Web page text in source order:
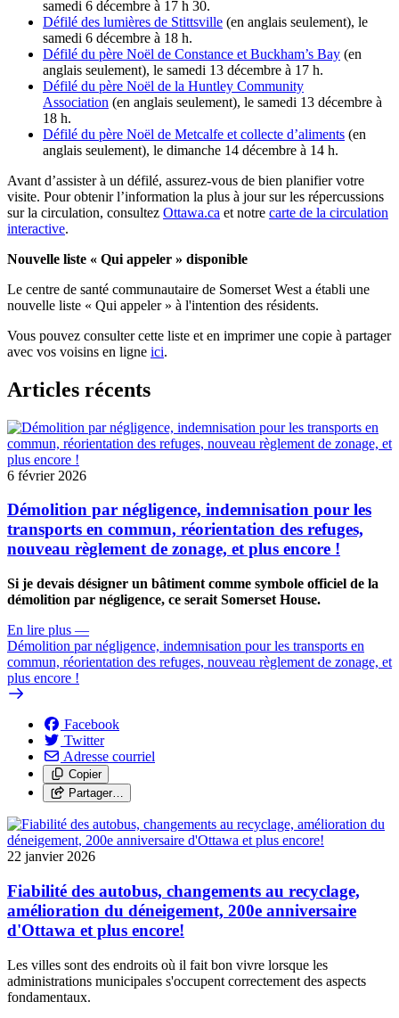
samedi 6 décembre à 17 h 30.
Défilé des lumières de Stittsville (en anglais seulement), le
samedi 6 décembre à 18 h.
Défilé du père Noël de Constance et Buckham’s Bay (en
anglais seulement), le samedi 13 décembre à 17 h.
Défilé du père Noël de la Huntley Community
Association (en anglais seulement), le samedi 13 décembre à
18 h.
Défilé du père Noël de Metcalfe et collecte d’aliments (en
anglais seulement), le dimanche 14 décembre à 14 h.
Avant d’assister à un défilé, assurez-vous de bien planifier votre
visite. Pour obtenir l’information la plus à jour sur les répercussions
sur la circulation, consultez Ottawa.ca et notre carte de la circulation
interactive.
Nouvelle liste « Qui appeler » disponible
Le centre de santé communautaire de Somerset West a établi une
nouvelle liste « Qui appeler » à l'intention des résidents.
Vous pouvez consulter cette liste et en imprimer une copie à partager
avec vos voisins en ligne ici.
Articles récents
6 février 2026
Démolition par négligence, indemnisation pour les
transports en commun, réorientation des refuges,
nouveau règlement de zonage, et plus encore !
Si je devais désigner un bâtiment comme symbole officiel de la
démolition par négligence, ce serait Somerset House.
En lire plus —
Démolition par négligence, indemnisation pour les transports en
commun, réorientation des refuges, nouveau règlement de zonage, et
plus encore !
Facebook
Twitter
Adresse courriel
Copier
Partager…
22 janvier 2026
Fiabilité des autobus, changements au recyclage,
amélioration du déneigement, 200e anniversaire
d'Ottawa et plus encore!
Les villes sont des endroits où il fait bon vivre lorsque les
administrations municipales s'occupent correctement des aspects
fondamentaux.